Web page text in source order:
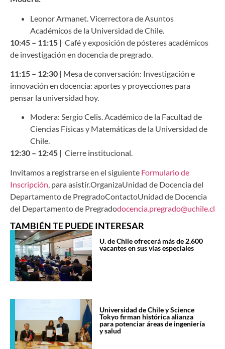
Leonor Armanet. Vicerrectora de Asuntos
Académicos de la Universidad de Chile.
10:45 – 11:15 | Café y exposición de pósteres académicos
de investigación en docencia de pregrado.
11:15 – 12:30 | Mesa de conversación: Investigación e
innovación en docencia: aportes y proyecciones para
pensar la universidad hoy.
Modera: Sergio Celis. Académico de la Facultad de
Ciencias Físicas y Matemáticas de la Universidad de
Chile.
12:30 – 12:45 | Cierre institucional.
Invitamos a registrarse en el siguiente Formulario de
Inscripción, para asistir.OrganizaUnidad de Docencia del
Departamento de PregradoContactoUnidad de Docencia
del Departamento de Pregradodocencia.pregrado@uchile.cl
TAMBIÉN TE PUEDE INTERESAR
U. de Chile ofrecerá más de 2.600
vacantes en sus vías especiales
Universidad de Chile y Science
Tokyo firman histórica alianza
para potenciar áreas de ingeniería
y salud